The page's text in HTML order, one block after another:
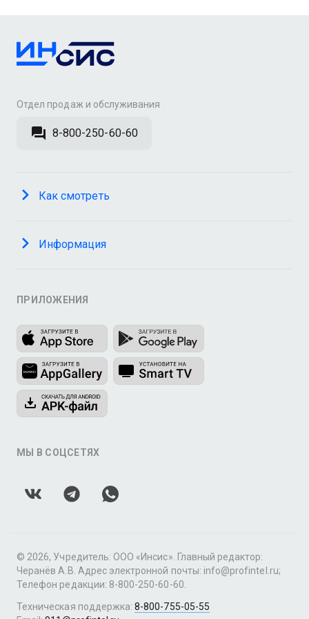
Отдел продаж и обслуживания
8-800-250-60-60
Как смотреть
Информация
ПРИЛОЖЕНИЯ
МЫ В СОЦСЕТЯХ
© 2026, Учредитель: ООО «Инсис». Главный редактор:
Черанёв А.В. Адрес электронной почты: info@profintel.ru;
Телефон редакции: 8-800-250-60-60.
Техническая поддержка:8-800-755-05-55